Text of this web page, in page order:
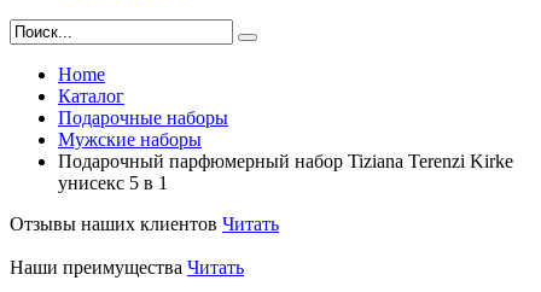
Home
Каталог
Подарочные наборы
Мужские наборы
Подарочный парфюмерный набор Tiziana Terenzi Kirke
унисекс 5 в 1
Отзывы наших клиентов Читать
Наши преимущества Читать